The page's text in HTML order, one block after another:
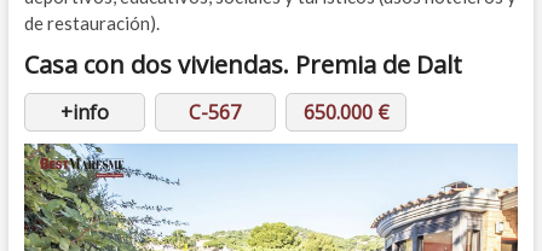
de restauración).
Casa con dos viviendas. Premia de Dalt
+info C-567 650.000 €